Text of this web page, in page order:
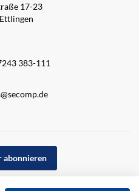
17-23
383-111
abonnieren